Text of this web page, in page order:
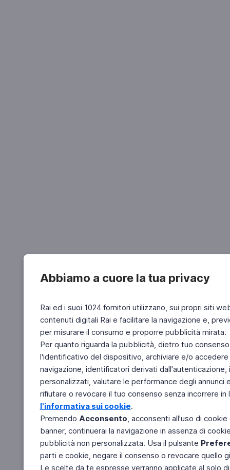
Abbiamo a cuore la tua privacy
Rai ed i suoi 1024 fornitori utilizzano, sui propri siti
contenuti digitali Rai e facilitare la navigazione e,
per misurare il consumo e proporre pubblicità mirata.
Per quanto riguarda la pubblicità, dietro tuo
l'identificativo del dispositivo, archiviare e/o
navigazione, identificatori derivati
personalizzati, valutare le performance degli
rifiutare o revocare il tuo consenso senza incorrere
l'informativa sui cookie.
Premendo Acconsento, acconsenti all'uso di
banner, continuerai la navigazione in assenza di
pubblicità non personalizzata. Usa il pulsante
parti e cookie, negare il consenso o revocare quello
Le scelte da te espresse verranno applicate al solo